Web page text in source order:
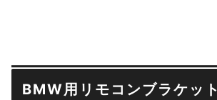
BMW用リモコンブラケット